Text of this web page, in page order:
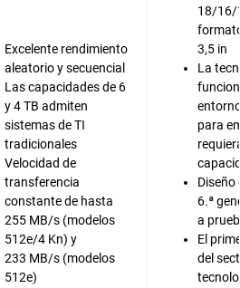
Excelente rendimiento
aleatorio y secuencial
Las capacidades de 6
y 4 TB admiten
sistemas de TI
tradicionales
Velocidad de
transferencia
constante de hasta
255 MB/s (modelos
512e/4 Kn) y
233 MB/s (modelos
512e)
18/16/
3,5 in
La
para
Diseño
6.ª
a
El
del